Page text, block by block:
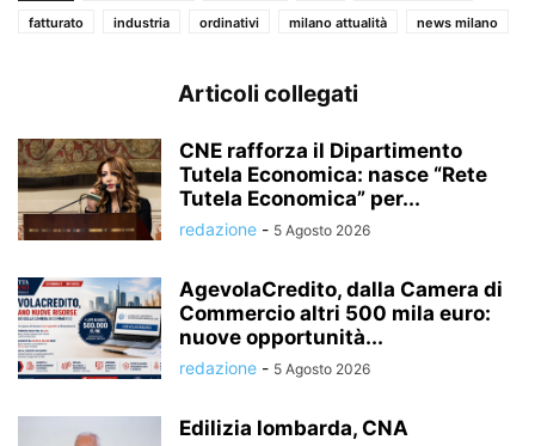
fatturato
industria ordinativi milano attualità news milano
Articoli collegati
CNE rafforza il Dipartimento
Tutela Economica: nasce “Rete
Tutela Economica” per...
redazione - 5 Agosto 2026
AgevolaCredito, dalla Camera di
Commercio altri 500 mila euro:
nuove opportunità...
redazione - 5 Agosto 2026
Edilizia lombarda, CNA